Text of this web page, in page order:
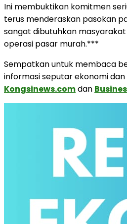
Ini membuktikan komitmen
terus menderaskan pasokan
sangat dibutuhkan
operasi pasar murah.***
Sempatkan untuk membaca
informasi seputar ekonomi dan
Kongsinews.comdan